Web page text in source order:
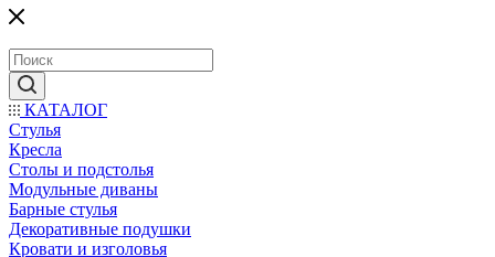
КАТАЛОГ
Стулья
Кресла
Столы и подстолья
Модульные диваны
Барные стулья
Декоративные подушки
Кровати и изголовья